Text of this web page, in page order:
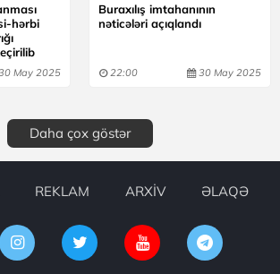
hərbi
May 2025
Buraxılış imtahanının
nəticələri açıqlandı
22:00 30 May 2025
Daha çox göstər
REKLAM ARXİV ƏLAQƏ